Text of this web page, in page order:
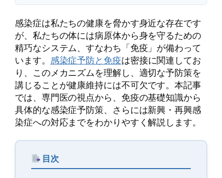
感染症は私たちの健康を脅かす身近な存在です
が、私たちの体には病原体から身を守るための
精巧なシステム、すなわち「免疫」が備わって
います。 感染症予防と免疫は密接に関連してお
り、このメカニズムを理解し、適切な予防策を
講じることが健康維持には不可欠です。本記事
では、専門医の視点から、免疫の基礎知識から
具体的な感染症予防策、さらには新興・再興感
染症への対応までをわかりやすく解説します。
目次